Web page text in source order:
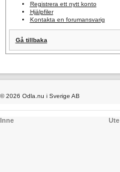
Registrera ett nytt konto
Hjälpfiler
Kontakta en forumansvarig
Gå tillbaka
© 2026 Odla.nu i Sverige AB
Inne Ute